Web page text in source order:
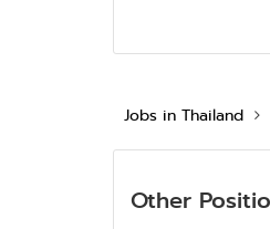
Jobs in Thailand
Other